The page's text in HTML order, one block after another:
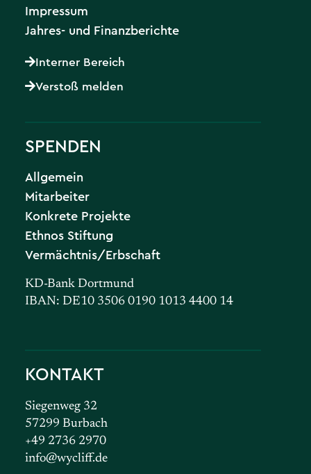
KONTAKT
Siegenweg 32
57299 Burbach
+49 2736 2970
info@wycliff.de
SPENDEN
Allgemein
Mitarbeiter
Konkrete Projekte
Ethnos Stiftung
Vermächtnis/Erbschaft
KD-Bank Dortmund
IBAN: DE10 3506 0190 1013 4400 14
Impressum
Jahres- und Finanzberichte
Interner Bereich
Verstoß melden